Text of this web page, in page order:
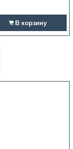
В корзину